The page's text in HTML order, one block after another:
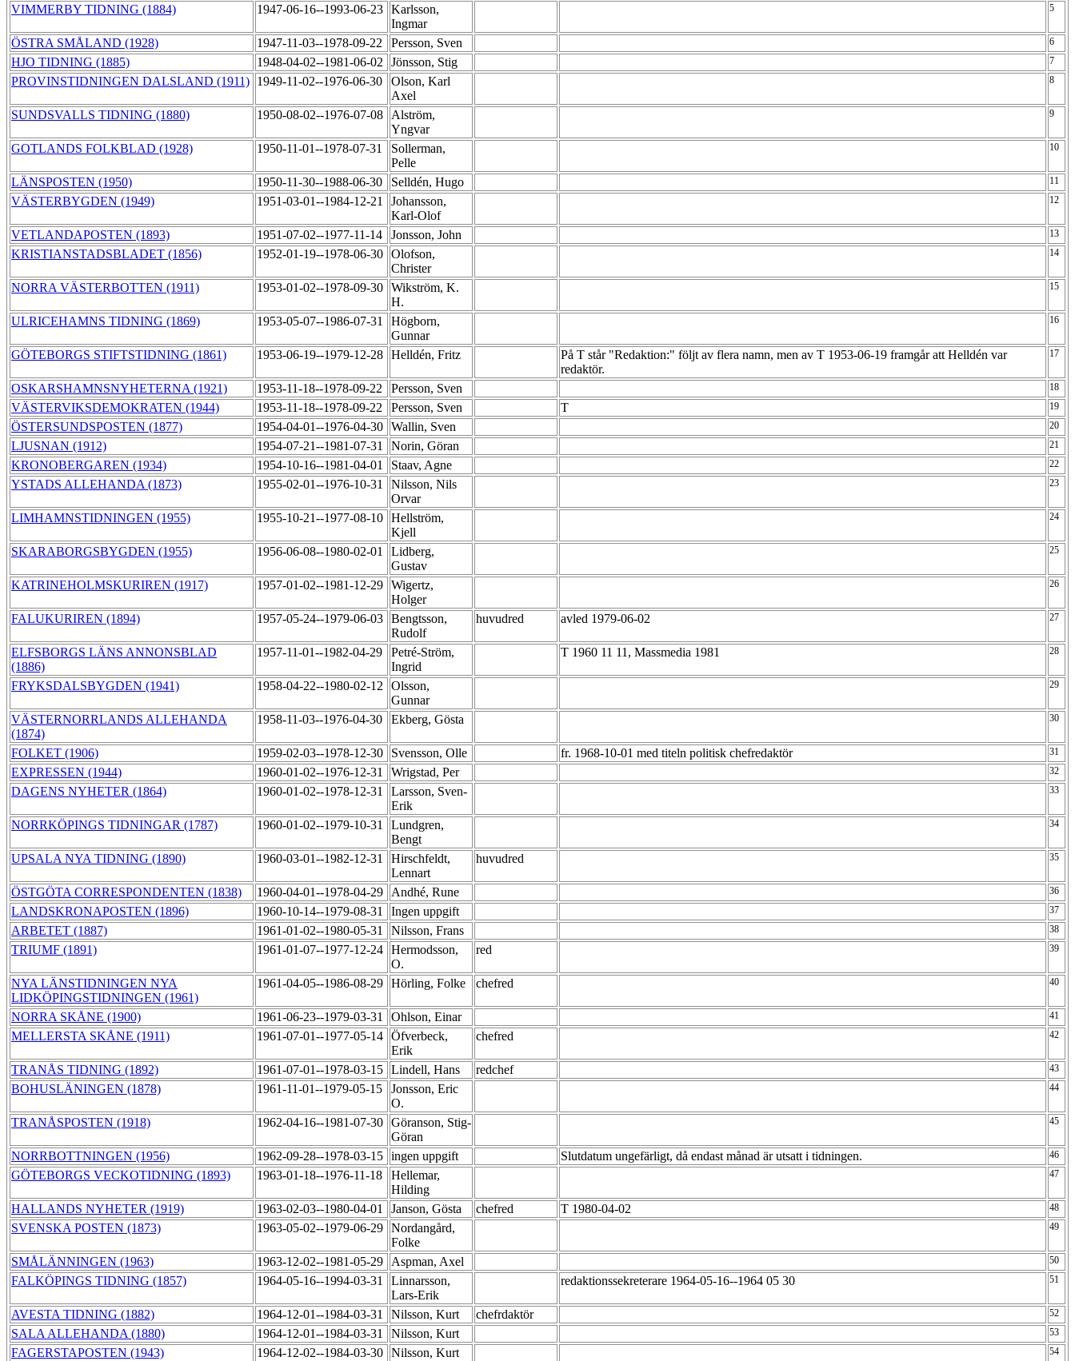
VIMMERBY TIDNING (1884) 1947-06-16--1993-06-23 Karlsson,
Ingmar
5
ÖSTRA SMÅLAND (1928) 1947-11-03--1978-09-22 Persson, Sven 6
HJO TIDNING (1885) 1948-04-02--1981-06-02 Jönsson, Stig 7
PROVINSTIDNINGEN DALSLAND (1911) 1949-11-02--1976-06-30
Olson, Karl
Axel
8
SUNDSVALLS TIDNING (1880) 1950-08-02--1976-07-08
Alström,
Yngvar
9
GOTLANDS FOLKBLAD (1928) 1950-11-01--1978-07-31
Sollerman,
Pelle
10
LÄNSPOSTEN (1950) 1950-11-30--1988-06-30 Selldén, Hugo 11
VÄSTERBYGDEN (1949) 1951-03-01--1984-12-21
Johansson,
Karl-Olof
12
VETLANDAPOSTEN (1893) 1951-07-02--1977-11-14 Jonsson, John 13
KRISTIANSTADSBLADET (1856) 1952-01-19--1978-06-30 Olofson,
Christer
14
NORRA VÄSTERBOTTEN (1911) 1953-01-02--1978-09-30 Wikström, K.
H.
15
ULRICEHAMNS TIDNING (1869) 1953-05-07--1986-07-31
Högborn,
Gunnar
16
GÖTEBORGS STIFTSTIDNING (1861) 1953-06-19--1979-12-28 Helldén, Fritz
På T står "Redaktion:" följt av flera namn, men av T 1953-06-19 framgår att Helldén var
redaktör.
17
OSKARSHAMNSNYHETERNA (1921) 1953-11-18--1978-09-22 Persson, Sven 18
VÄSTERVIKSDEMOKRATEN (1944) 1953-11-18--1978-09-22 Persson, Sven T 19
ÖSTERSUNDSPOSTEN (1877) 1954-04-01--1976-04-30 Wallin, Sven 20
LJUSNAN (1912) 1954-07-21--1981-07-31 Norin, Göran 21
KRONOBERGAREN (1934) 1954-10-16--1981-04-01 Staav, Agne 22
YSTADS ALLEHANDA (1873) 1955-02-01--1976-10-31
Nilsson, Nils
Orvar
23
LIMHAMNSTIDNINGEN (1955) 1955-10-21--1977-08-10 Hellström,
Kjell
24
SKARABORGSBYGDEN (1955) 1956-06-08--1980-02-01
Lidberg,
Gustav
25
KATRINEHOLMSKURIREN (1917) 1957-01-02--1981-12-29 Wigertz,
Holger
26
FALUKURIREN (1894) 1957-05-24--1979-06-03 Bengtsson,
Rudolf
huvudred avled 1979-06-02 27
ELFSBORGS LÄNS ANNONSBLAD
(1886)
1957-11-01--1982-04-29
Petré-Ström,
Ingrid
T 1960 11 11, Massmedia 1981 28
FRYKSDALSBYGDEN (1941) 1958-04-22--1980-02-12
Olsson,
Gunnar
29
VÄSTERNORRLANDS ALLEHANDA
(1874)
1958-11-03--1976-04-30 Ekberg, Gösta 30
FOLKET (1906) 1959-02-03--1978-12-30 Svensson, Olle fr. 1968-10-01 med titeln politisk chefredaktör 31
EXPRESSEN (1944) 1960-01-02--1976-12-31 Wrigstad, Per 32
DAGENS NYHETER (1864) 1960-01-02--1978-12-31
Larsson, Sven-
Erik
33
NORRKÖPINGS TIDNINGAR (1787) 1960-01-02--1979-10-31
Lundgren,
Bengt
34
UPSALA NYA TIDNING (1890) 1960-03-01--1982-12-31
Hirschfeldt,
Lennart
huvudred 35
ÖSTGÖTA CORRESPONDENTEN (1838) 1960-04-01--1978-04-29 Andhé, Rune 36
LANDSKRONAPOSTEN (1896) 1960-10-14--1979-08-31 Ingen uppgift 37
ARBETET (1887) 1961-01-02--1980-05-31 Nilsson, Frans 38
TRIUMF (1891) 1961-01-07--1977-12-24 Hermodsson,
O.
red 39
NYA LÄNSTIDNINGEN NYA
LIDKÖPINGSTIDNINGEN (1961)
1961-04-05--1986-08-29 Hörling, Folke chefred 40
NORRA SKÅNE (1900) 1961-06-23--1979-03-31 Ohlson, Einar 41
MELLERSTA SKÅNE (1911) 1961-07-01--1977-05-14 Öfverbeck,
Erik
chefred 42
TRANÅS TIDNING (1892) 1961-07-01--1978-03-15 Lindell, Hans redchef 43
BOHUSLÄNINGEN (1878) 1961-11-01--1979-05-15
Jonsson, Eric
O.
44
TRANÅSPOSTEN (1918) 1962-04-16--1981-07-30 Göranson, Stig-
Göran
45
NORRBOTTNINGEN (1956) 1962-09-28--1978-03-15 ingen uppgift Slutdatum ungefärligt, då endast månad är utsatt i tidningen. 46
GÖTEBORGS VECKOTIDNING (1893) 1963-01-18--1976-11-18
Hellemar,
Hilding
47
HALLANDS NYHETER (1919) 1963-02-03--1980-04-01 Janson, Gösta chefred T 1980-04-02 48
SVENSKA POSTEN (1873) 1963-05-02--1979-06-29 Nordangård,
Folke
49
SMÅLÄNNINGEN (1963) 1963-12-02--1981-05-29 Aspman, Axel 50
FALKÖPINGS TIDNING (1857) 1964-05-16--1994-03-31
Linnarsson,
Lars-Erik
redaktionssekreterare 1964-05-16--1964 05 30 51
AVESTA TIDNING (1882) 1964-12-01--1984-03-31 Nilsson, Kurt chefrdaktör 52
SALA ALLEHANDA (1880) 1964-12-01--1984-03-31 Nilsson, Kurt 53
FAGERSTAPOSTEN (1943) 1964-12-02--1984-03-30 Nilsson, Kurt 54